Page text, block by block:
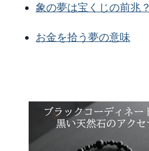
象の夢は宝くじの前兆？
お金を拾う夢の意味